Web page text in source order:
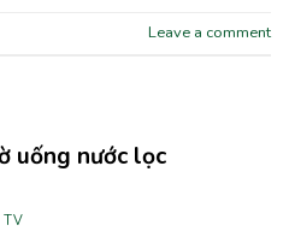
Leave a comment
uống nước lọc
TV